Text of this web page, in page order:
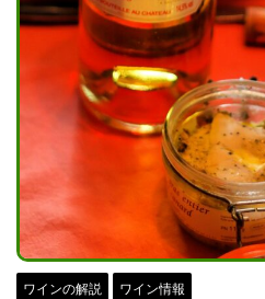
ワインの解説 ワイン情報